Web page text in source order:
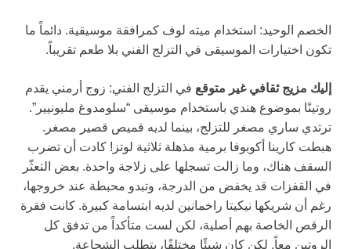
الخصم الوحيد: استخدام ميته لوف كمرافقة موسيقية. دائماً ما
تكون اختيارات الموسيقى في التزلج الفني بلا طعم تقريباً.
إليك مزيج ثقافي غير متوقع في التزلج الفني: زوج أرمني يقدم
روتينًا بموضوع هندي باستخدام موسيقى “سلومدوغ مليونيير”.
ترتدي ساري مصغر للتزلج، بينما لديه قميص قصير مصغر.
هبطت كارينا أكوبوفا برمية مذهلة ثلاثية لوتز! كادت أن تضرب
السقف هناك، وما زالت تسجلها على زلاجة واحدة. بعض التعثّر
في القفزات قد يخفض من الدرجة، وتبدو محبطة عند خروجها،
رغم أن شريكها نيكيتا راخمانين لديه ابتسامة كبيرة. كانت فقرة
الرقص الخاصة بهم أصلية، لكن لست متأكداً من تدفق كل
الروتين معاً. لكن كان شيئًا مختلفًا، يتطلب الشجاعة.